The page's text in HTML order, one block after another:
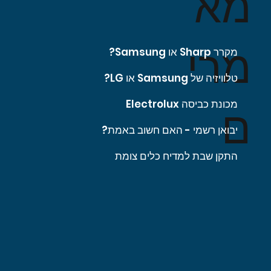
מרי
ם
מקרר Sharp או Samsung?
טלוויזיה של Samsung או LG?
מכונת כביסה Electrolux
יבואן רשמי - האם חשוב באמת?
התקן שבת למדיח כלים צומת